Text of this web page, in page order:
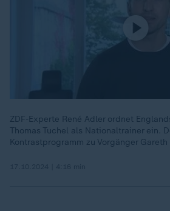
ZDF-Experte René Adler ordnet
Thomas Tuchel als Nationaltrainer ein.
Kontrastprogramm zu Vorgänger